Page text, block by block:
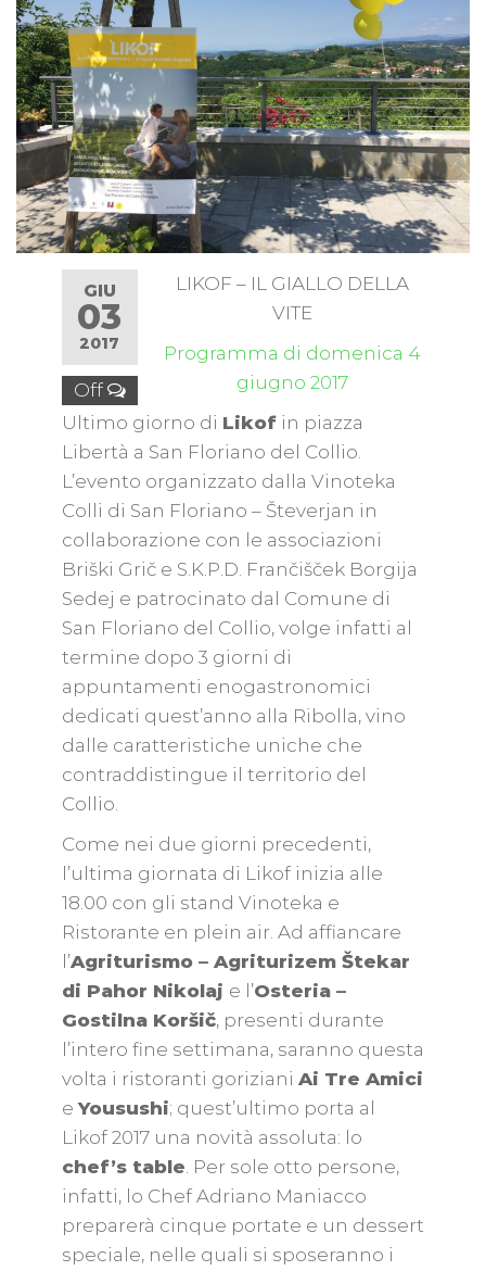
GIU
03
2017
Off
LIKOF – IL GIALLO DELLA
VITE
Programma di domenica 4
giugno 2017
Ultimo giorno di Likofin piazza
Libertà a San Floriano del Collio.
L’evento organizzato dalla Vinoteka
Colli di San Floriano – Števerjan in
collaborazione con le associazioni
Briški Grič e S.K.P.D. Frančišček Borgija
Sedej e patrocinato dal Comune di
San Floriano del Collio, volge infatti al
termine dopo 3 giorni di
appuntamenti enogastronomici
dedicati quest’anno alla Ribolla, vino
dalle caratteristiche uniche che
contraddistingue il territorio del
Collio.
Come nei due giorni precedenti,
l’ultima giornata di Likof inizia alle
18.00 con gli stand Vinoteka e
Ristorante en plein air. Ad affiancare
l’Agriturismo – Agriturizem Štekar
di Pahor Nikolaj e l’Osteria –
Gostilna Koršič, presenti durante
l’intero fine settimana, saranno questa
volta i ristoranti goriziani Ai Tre Amici
eYousushi; quest’ultimo porta al
Likof 2017 una novità assoluta: lo
chef’s table . Per sole otto persone,
infatti, lo Chef Adriano Maniacco
preparerà cinque portate e un dessert
speciale, nelle quali si sposeranno i